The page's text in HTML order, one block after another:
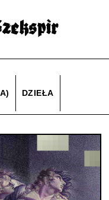
DZIEŁA